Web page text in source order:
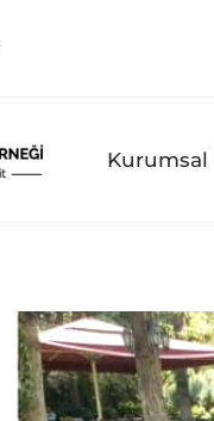
Kurumsal